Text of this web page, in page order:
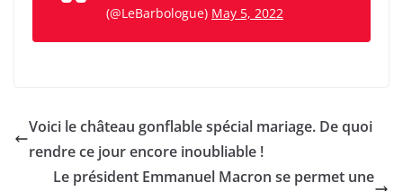
(@LeBarbologue) May 5, 2022
Voici le château gonflable spécial mariage. De quoi
rendre ce jour encore inoubliable !
Le président Emmanuel Macron se permet une